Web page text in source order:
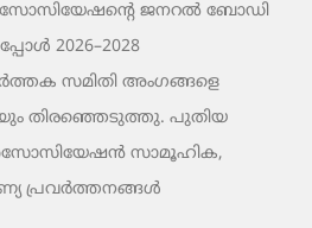
ജനറൽ ബോഡി
2026–2028
സമിതി അംഗങ്ങളെ
തിരഞ്ഞെടുത്തു. പുതിയ
അസോസിയേഷൻ സാമൂഹിക,
പ്രവർത്തനങ്ങൾ